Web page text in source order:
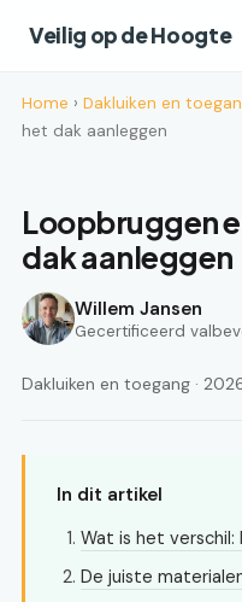
Veilig op de Hoogte
Home › Dakluiken en
het dak aanleggen
Loopbruggen
dak aanleggen
Willem Jansen
Gecertificeerd
Dakluiken en toegang ·
In dit artikel
Wat is het
De juiste